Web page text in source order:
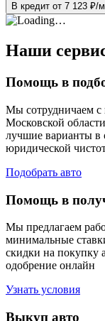
В кредит от 7 123 ₽/
Наши
Помощь в
Мы сотрудничаем
Московской
лучшие варианты в
юридической
Подобрать авто
Помощь в
Мы предлагаем
минимальные
скидки на покупку
одобрение онлайн
Узнать условия
Выкуп авто